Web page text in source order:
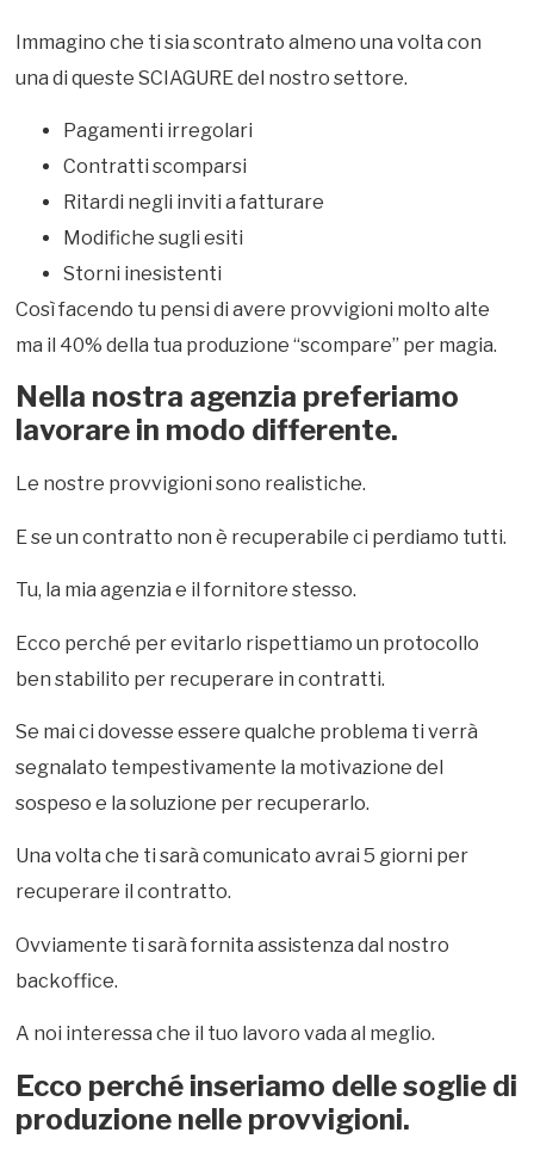
Immagino che ti sia scontrato almeno una volta con
una di queste SCIAGURE del nostro settore.
Pagamenti irregolari
Contratti scomparsi
Ritardi negli inviti a fatturare
Modifiche sugli esiti
Storni inesistenti
Così facendo tu pensi di avere provvigioni molto alte
ma il 40% della tua produzione “scompare” per magia.
Nella nostra agenzia preferiamo
lavorare in modo differente.
Le nostre provvigioni sono realistiche.
E se un contratto non è recuperabile ci perdiamo tutti.
Tu, la mia agenzia e il fornitore stesso.
Ecco perché per evitarlo rispettiamo un protocollo
ben stabilito per recuperare in contratti.
Se mai ci dovesse essere qualche problema ti verrà
segnalato tempestivamente la motivazione del
sospeso e la soluzione per recuperarlo.
Una volta che ti sarà comunicato avrai 5 giorni per
recuperare il contratto.
Ovviamente ti sarà fornita assistenza dal nostro
backoffice.
A noi interessa che il tuo lavoro vada al meglio.
Ecco perché inseriamo delle soglie di
produzione nelle provvigioni.